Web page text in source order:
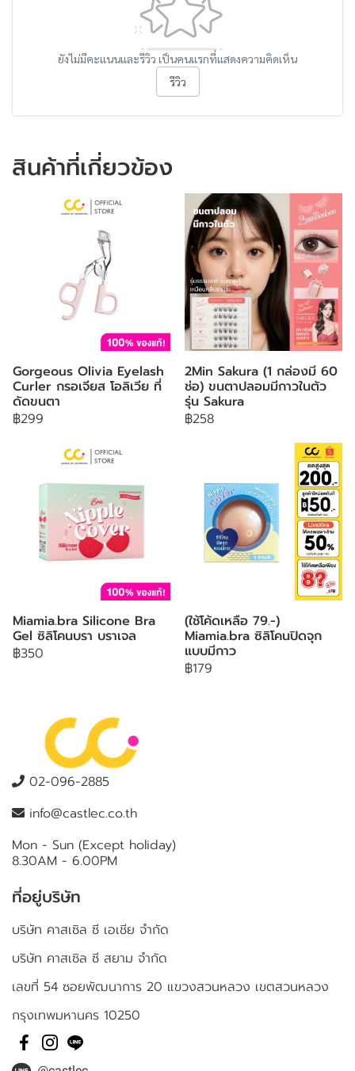
ยังไม่มีคะแนนและรีวิว เป็นคนแรกที่แสดงความคิดเห็น
รีวิว
สินค้าที่เกี่ยวข้อง
Gorgeous Olivia Eyelash
Curler กรอเจียส โอลิเวีย ที่
ดัดขนตา
฿299
2Min Sakura (1 กล่องมี 60
ช่อ) ขนตาปลอมมีกาวในตัว
รุ่น Sakura
฿258
Miamia.bra Silicone Bra
Gel ซิลิโคนบรา บราเจล
฿350
(ใช้โค้ดเหลือ 79.-)
Miamia.bra ซิลิโคนปิดจุก
แบบมีกาว
฿179
02-096-2885
info@castlec.co.th
Mon - Sun (Except holiday)
8.30AM - 6.00PM
ที่อยู่บริษัท
บริษัท คาสเซิล ซี เอเชีย จำกัด
บริษัท คาสเซิล ซี สยาม จำกัด
เลขที่ 54 ซอยพัฒนาการ 20 แขวงสวนหลวง เขตสวนหลวง
กรุงเทพมหานคร 10250